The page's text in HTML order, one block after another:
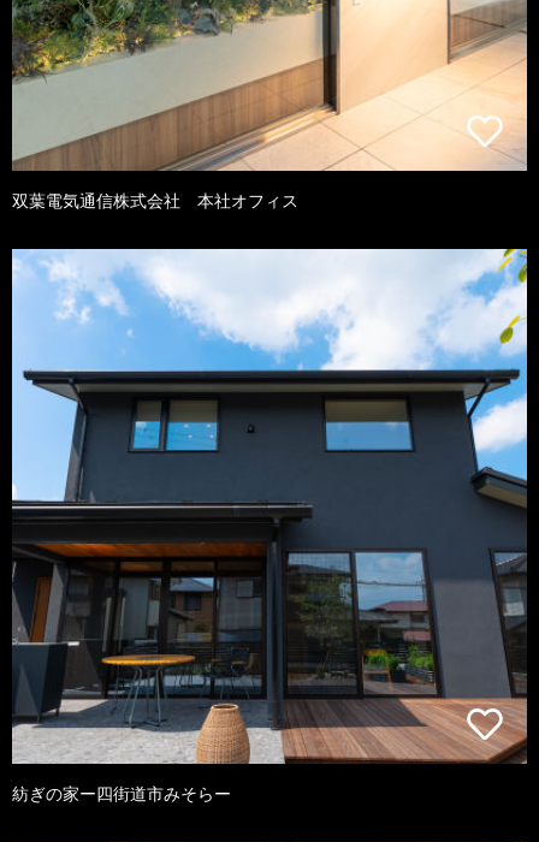
双葉電気通信株式会社 本社オフィス
紡ぎの家ー四街道市みそらー